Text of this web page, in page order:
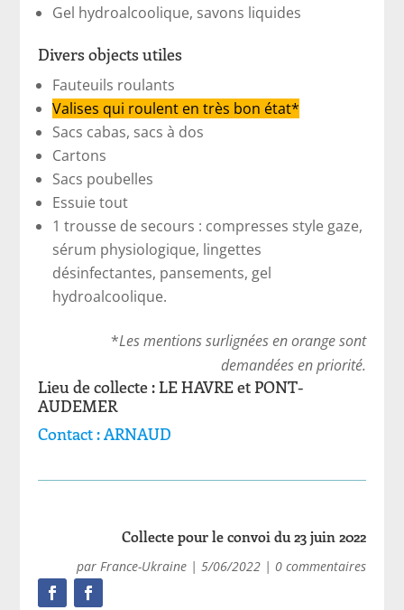
Gel hydroalcoolique, savons liquides
Divers objects utiles
Fauteuils roulants
Valises qui roulent en très bon état*
Sacs cabas, sacs à dos
Cartons
Sacs poubelles
Essuie tout
1 trousse de secours : compresses style gaze,
sérum physiologique, lingettes
désinfectantes, pansements, gel
hydroalcoolique.
*Les mentions surlignées en orange sont
demandées en priorité.
Lieu de collecte : LE HAVRE et PONT-
AUDEMER
Contact : ARNAUD
Collecte pour le convoi du 23 juin 2022
par France-Ukraine| 5/06/2022| 0 commentaires